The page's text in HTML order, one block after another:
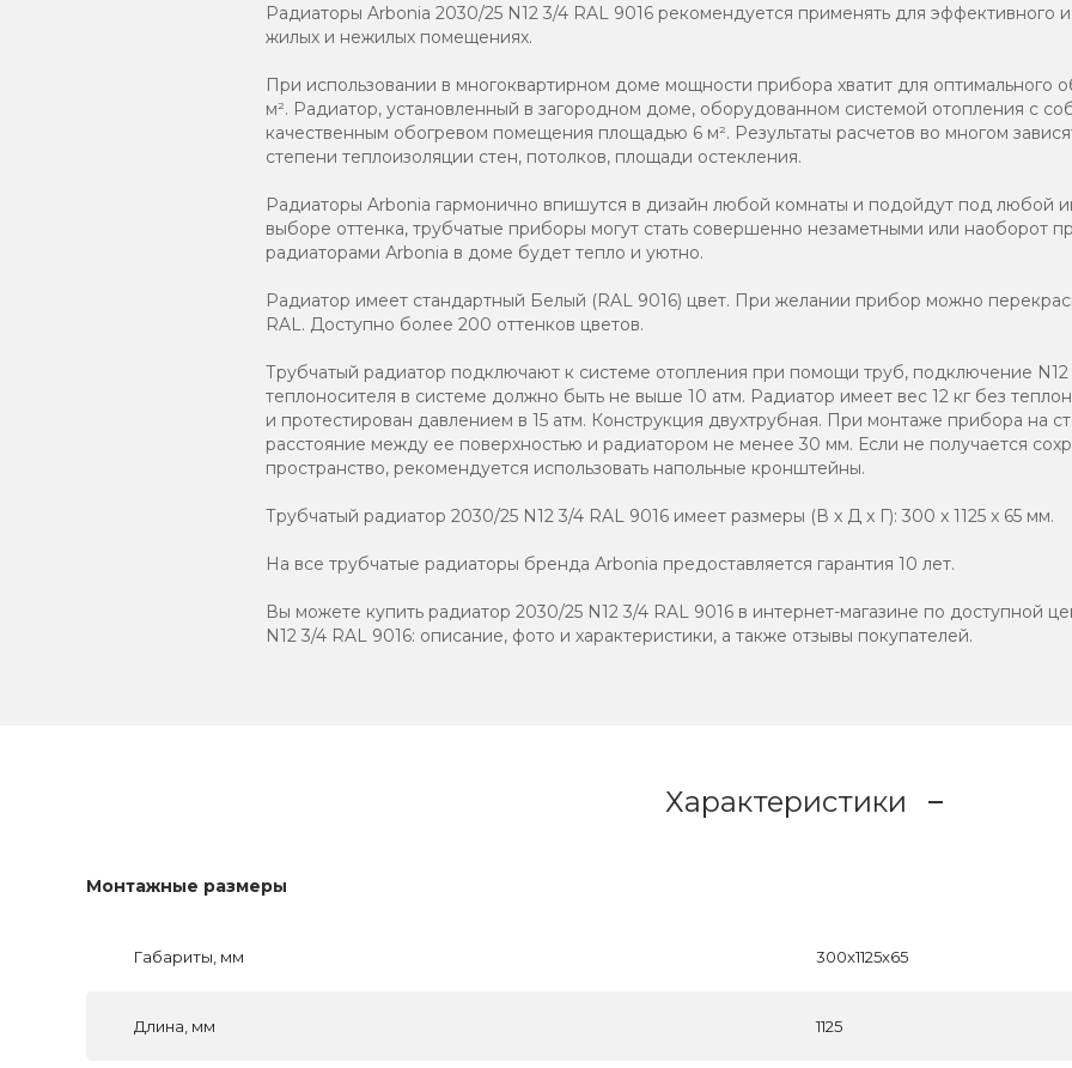
Радиаторы Arbonia 2030/25 N12 3/4 RAL 9016 рекомендуется применять для эффективного
жилых и нежилых помещениях.
При использовании в многоквартирном доме мощности прибора хватит для оптимального
м². Радиатор, установленный в загородном доме, оборудованном системой отопления с
качественным обогревом помещения площадью 6 м². Результаты расчетов во многом
степени теплоизоляции стен, потолков, площади остекления.
Радиаторы Arbonia гармонично впишутся в дизайн любой комнаты и подойдут под любой
выборе оттенка, трубчатые приборы могут стать совершенно незаметными или наоборот
радиаторами Аrbonia в доме будет тепло и уютно.
Радиатор имеет стандартный Белый (RAL 9016) цвет. При желании прибор можно
RAL. Доступно более 200 оттенков цветов.
Трубчатый радиатор подключают к системе отопления при помощи труб, подключение
теплоносителя в системе должно быть не выше 10 атм. Радиатор имеет вес 12 кг без
и протестирован давлением в 15 атм. Конструкция двухтрубная. При монтаже прибора на
расстояние между ее поверхностью и радиатором не менее 30 мм. Если не получается
пространство, рекомендуется использовать напольные кронштейны.
Трубчатый радиатор 2030/25 N12 3/4 RAL 9016 имеет размеры (В x Д x Г): 300 x 1125 x 65 мм.
На все трубчатые радиаторы бренда Аrbonia предоставляется гарантия 10 лет.
Вы можете купить радиатор 2030/25 N12 3/4 RAL 9016 в интернет-магазине по доступной
N12 3/4 RAL 9016: описание, фото и характеристики, а также отзывы покупателей.
Характеристики
Монтажные размеры
Габариты, мм 300x1125x65
Длина, мм 1125